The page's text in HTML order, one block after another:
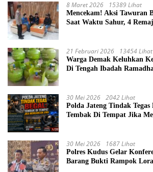
8 Maret 2026 15389 Lihat
Mencekam! Aksi Tawuran
Saat Waktu Sahur, 4
21 Februari 2026 13454 Lihat
Warga Demak Keluhkan
Di Tengah Ibadah
30 Mei 2026 2042 Lihat
Polda Jateng Tindak
Tembak Di Tempat Jika
30 Mei 2026 1687 Lihat
Polres Kudus Gelar
Barang Bukti Rampok